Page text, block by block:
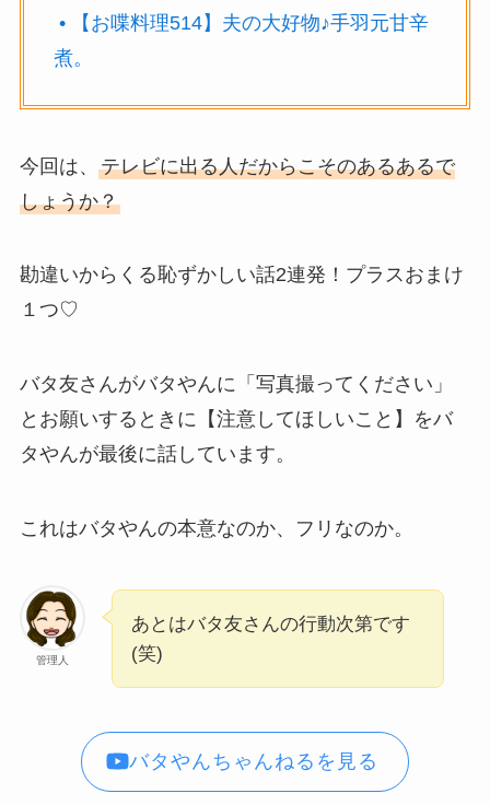
• 【お喋料理514】夫の大好物♪手羽元甘辛
煮。
今回は、 テレビに出る人だからこそのあるあるで
しょうか？
勘違いからくる恥ずかしい話2連発！プラスおまけ
１つ♡
バタ友さんがバタやんに「写真撮ってください」
とお願いするときに【注意してほしいこと】をバ
タやんが最後に話しています。
これはバタやんの本意なのか、フリなのか。
管理人
あとはバタ友さんの行動次第です
(笑)
バタやんちゃんねるを見る